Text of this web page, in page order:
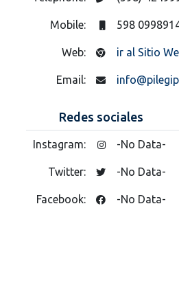
Mobile: 598
Web: ir al Sitio
Email:
Redes sociales
Instagram: -No Data-
Twitter: -No Data-
Facebook: -No Data-